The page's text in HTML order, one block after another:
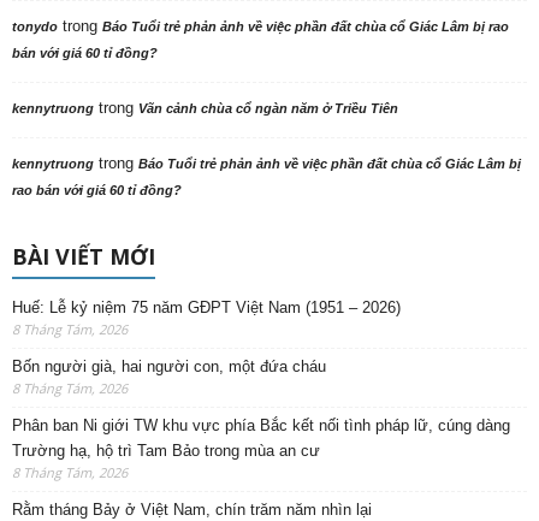
tonydo trong Báo Tuổi trẻ phản ảnh về việc phần đất chùa cổ Giác Lâm bị rao
bán với giá 60 tỉ đồng?
kennytruong trong Vãn cảnh chùa cổ ngàn năm ở Triều Tiên
kennytruong trong Báo Tuổi trẻ phản ảnh về việc phần đất chùa cổ Giác Lâm bị
rao bán với giá 60 tỉ đồng?
BÀI VIẾT MỚI
Huế: Lễ kỷ niệm 75 năm GĐPT Việt Nam (1951 – 2026)
8 Tháng Tám, 2026
Bốn người già, hai người con, một đứa cháu
8 Tháng Tám, 2026
Phân ban Ni giới TW khu vực phía Bắc kết nối tình pháp lữ, cúng dàng
Trường hạ, hộ trì Tam Bảo trong mùa an cư
8 Tháng Tám, 2026
Rằm tháng Bảy ở Việt Nam, chín trăm năm nhìn lại